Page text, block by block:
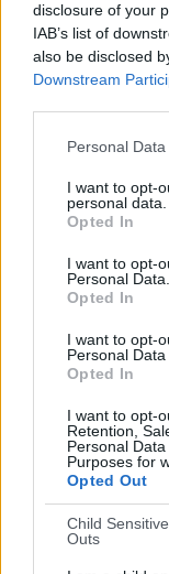
disclosure of your
IAB’s list of
also be disclosed
Downstream
Personal
I want to opt-
personal data.
Opted In
I want to opt-
Personal Data.
Opted In
I want to opt-
Personal Data
Opted In
I want to opt-
Retention,
Personal
Purposes for
Opted Out
Child
Outs
Area21 TV
0
DE PAGO
1 partidos